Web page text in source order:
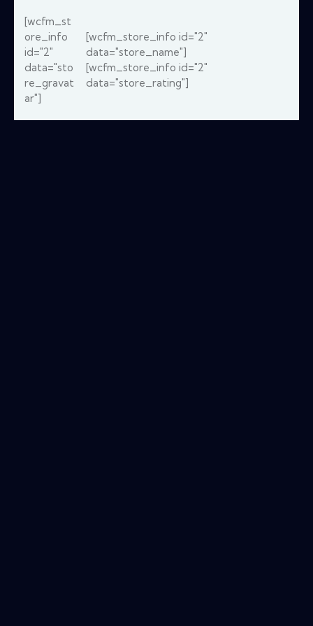
[wcfm_st
ore_info
id="2"
data="sto
re_gravat
ar"]
[wcfm_store_info id="2"
data="store_name"]
[wcfm_store_info id="2"
data="store_rating"]